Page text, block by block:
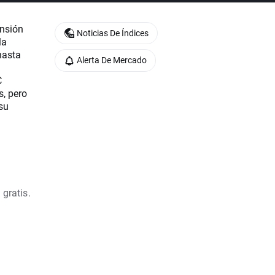
pero
gratis.
Noticias De Índices
Alerta De Mercado